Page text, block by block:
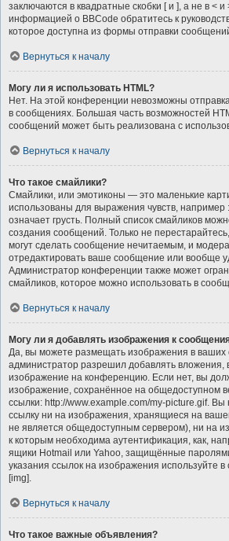
заключаются в квадратные скобки [ и ], а не в <
информацией о BBCode обратитесь к
которое доступна из формы отправки
Вернуться к началу
Могу ли я использовать HTML?
Нет. На этой конференции невозможны
в сообщениях. Большая часть возможностей
сообщений может быть реализована с
Вернуться к началу
Что такое смайлики?
Смайлики, или эмотиконы — это маленькие
использованы для выражения чувств, например
означает грусть. Полный список смайликов
создания сообщений. Только не
могут сделать сообщение нечитаемым, и
отредактировать ваше сообщение или вообще
Администратор конференции также может
смайликов, которое можно использовать в
Вернуться к началу
Могу ли я добавлять изображения к
Да, вы можете размещать изображения в ваших
администратор разрешил добавлять вложения,
изображение на конференцию. Если нет, вы
изображение, сохранённое на общедоступном
ссылки: http://www.example.com/my-picture.gif. Вы
ссылку ни на изображения, хранящиеся на
не является общедоступным сервером), ни на
к которым необходима аутентификация, как,
ящики Hotmail или Yahoo, защищённые
указания ссылок на изображения используйте
[img].
Вернуться к началу
Что такое важные объявления?